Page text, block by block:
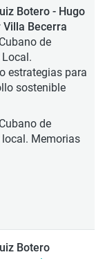
Botero - Hugo
Becerra
de
estrategias para
sostenible
de
local. Memorias
Botero